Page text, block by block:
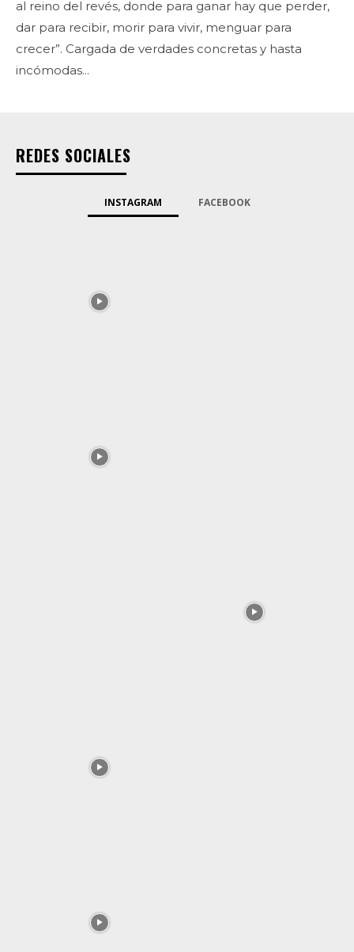
al reino del revés, donde para ganar hay que perder,
dar para recibir, morir para vivir, menguar para
crecer”. Cargada de verdades concretas y hasta
incómodas...
REDES SOCIALES
INSTAGRAM FACEBOOK